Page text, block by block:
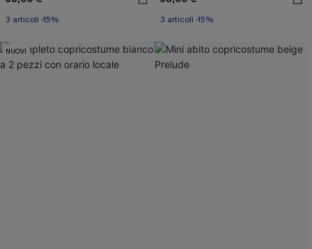
3 articoli -15% 3 articoli -15%
NUOVI